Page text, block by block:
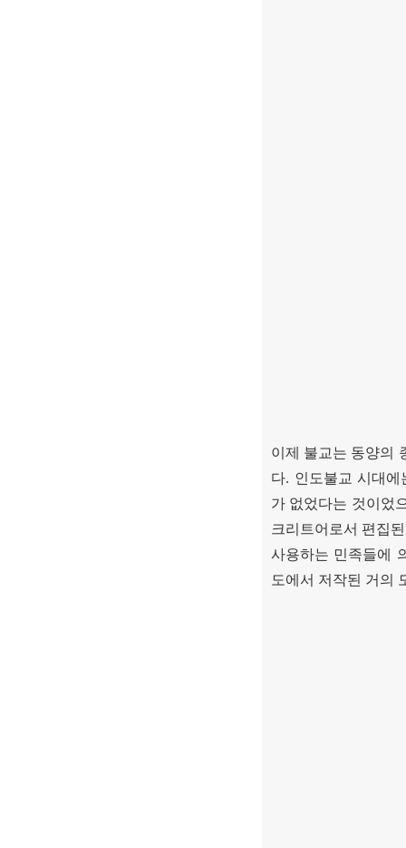
이제 불교는 동양의
다. 인도불교 시대
가 없었다는 것이었
크리트어로서 편집
사용하는 민족들에
도에서 저작된 거의